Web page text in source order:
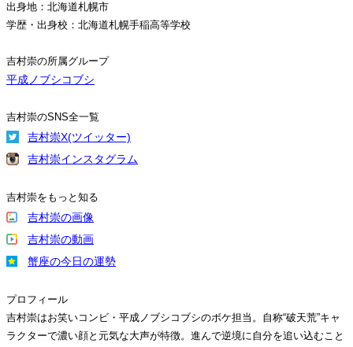
出身地：北海道札幌市
学歴・出身校：北海道札幌手稲高等学校
吉村崇の所属グループ
平成ノブシコブシ
吉村崇のSNS全一覧
吉村崇X(ツイッター)
吉村崇インスタグラム
吉村崇をもっと知る
吉村崇の画像
吉村崇の動画
蟹座の今日の運勢
プロフィール
吉村崇はお笑いコンビ・平成ノブシコブシのボケ担当。自称“破天荒”キャ
ラクターで濃い顔と元気な大声が特徴。進んで逆境に自分を追い込むこと